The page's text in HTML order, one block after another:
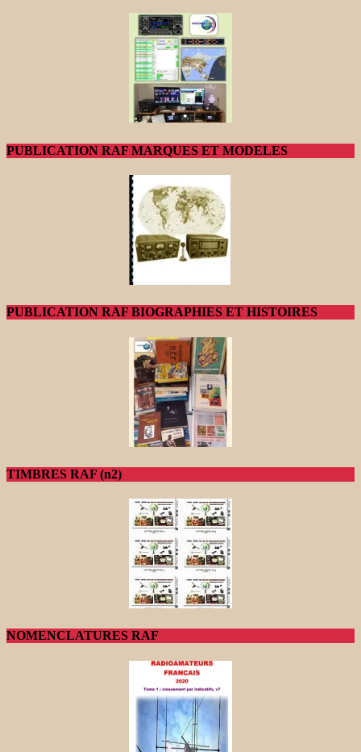
PUBLICATION RAF MARQUES ET MODELES
PUBLICATION RAF BIOGRAPHIES ET HISTOIRES
TIMBRES RAF (n2)
NOMENCLATURES RAF